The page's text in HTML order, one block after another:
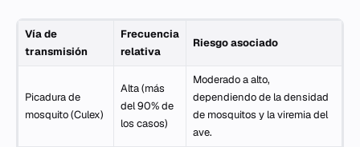
Vía de
transmisión
Frecuencia
relativa
Riesgo asociado
Picadura de
mosquito (Culex)
Alta (más
del 90% de
los casos)
Moderado a alto,
dependiendo de la densidad
de mosquitos y la viremia del
ave.